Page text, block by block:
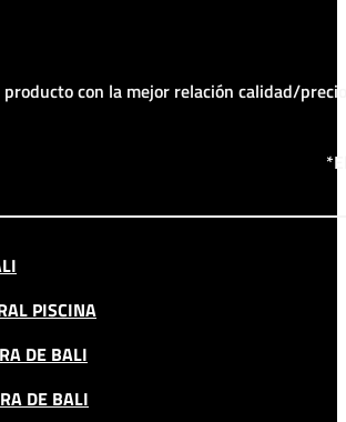
con la mejor relación calidad/
PISCINA
DE BALI
DE BALI